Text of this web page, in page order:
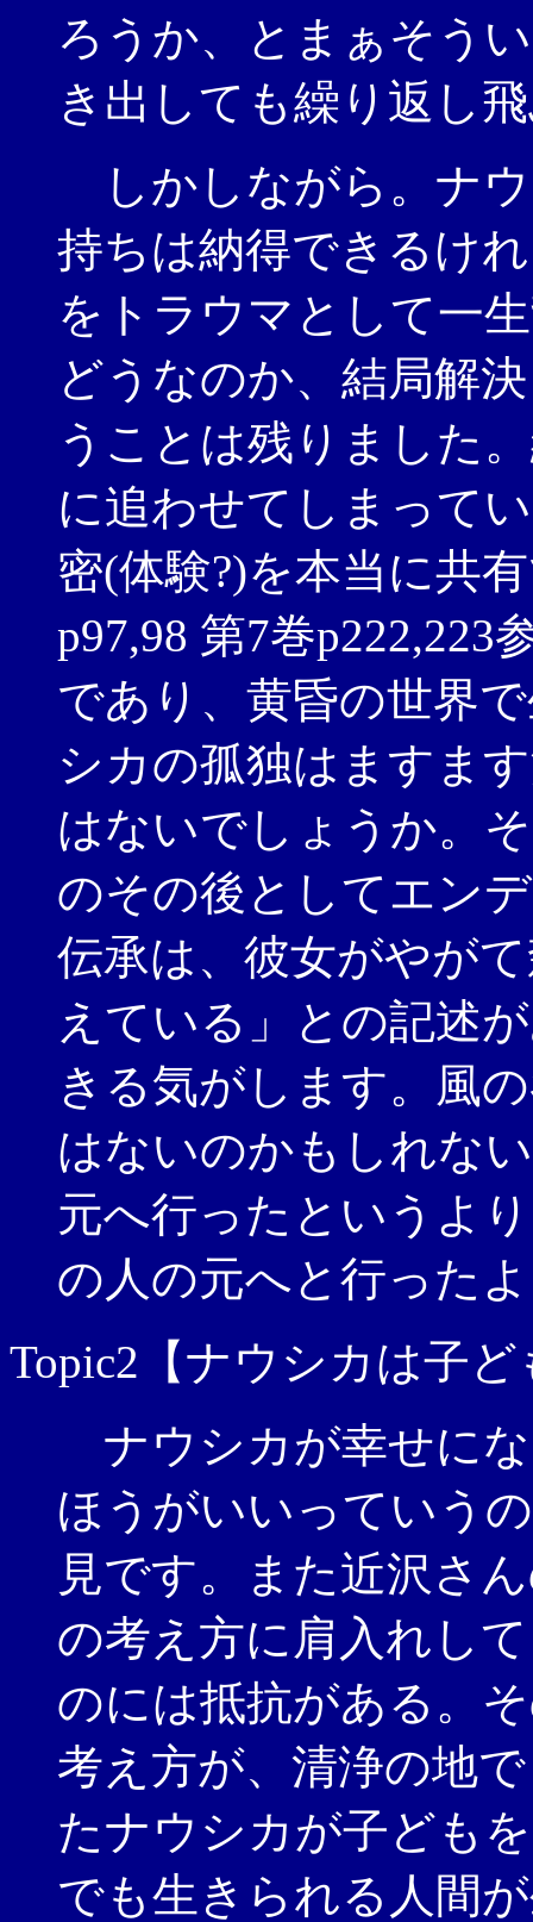
ろうか、とまぁそう
き出しても繰り返し
しかしながら。ナ
持ちは納得できるけ
をトラウマとして一
どうなのか、結局解
うことは残りました
に追わせてしまって
密(体験?)を本当に共
p97,98 第7巻
であり、黄昏の世界
シカの孤独はますま
はないでしょうか。
のその後としてエン
伝承は、彼女がやが
えている」との記述
きる気がします。風
はないのかもしれな
元へ行ったというよ
の人の元へと行った
Topic2【ナウシカは子
ナウシカが幸せに
ほうがいいっていう
見です。また近沢さ
の考え方に肩入れし
のには抵抗がある。
考え方が、清浄の地
たナウシカが子ども
でも生きられる人間